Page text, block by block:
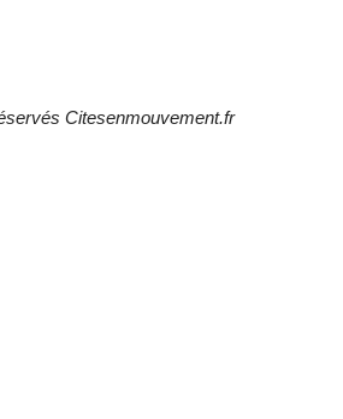
Citesenmouvement.fr